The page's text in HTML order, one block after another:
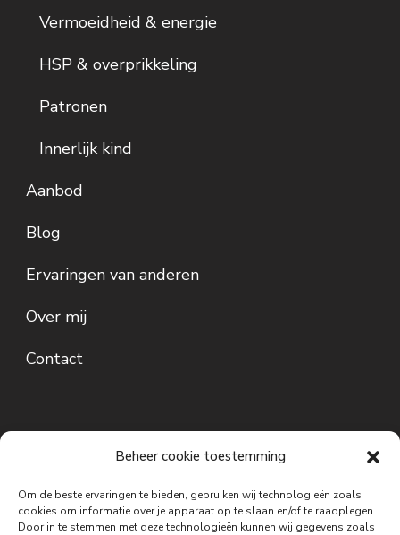
Beheer cookie toestemming
Om de beste ervaringen te bieden, gebruiken wij technologieën zoals
cookies om informatie over je apparaat op te slaan en/of te raadplegen.
Door in te stemmen met deze technologieën kunnen wij gegevens zoals
Vermoeidheid & energie
HSP & overprikkeling
Patronen
Innerlijk kind
Aanbod
Blog
Ervaringen van anderen
Over mij
Contact
Disclaimer: De informatie op deze website is bedoeld ter inspiratie,